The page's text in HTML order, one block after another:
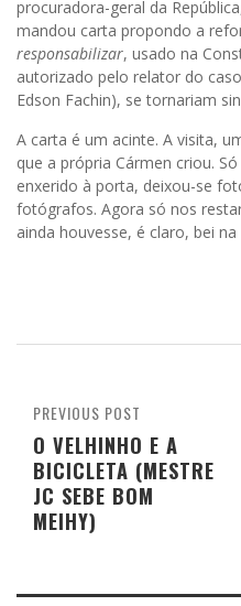
procuradora-geral da
mandou carta propondo a
responsabilizar, usado na
autorizado pelo relator do
Edson Fachin), se tornariam
A carta é um acinte. A visita,
que a própria Cármen criou.
enxerido à porta, deixou-se
fotógrafos. Agora só nos
ainda houvesse, é claro, bei na
PREVIOUS POST
O VELHINHO E A
BICICLETA (MESTRE
JC SEBE BOM
MEIHY)